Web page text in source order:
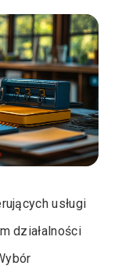
usługi
działalności